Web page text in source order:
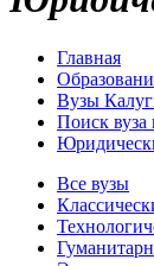
Главная
Вузы
Поиск вуза
Все вузы